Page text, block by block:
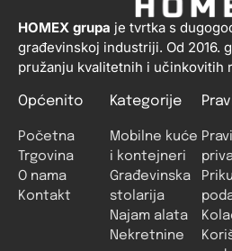
HOMEX grupa je tvrtka s
građevinskoj industriji. Od 2016.
pružanju kvalitetnih i učinkovitih
Općenito
Početna
Trgovina
O nama
Kontakt
Kategorije
Mobilne kuće
i kontejneri
Građevinska
stolarija
Najam alata
Nekretnine